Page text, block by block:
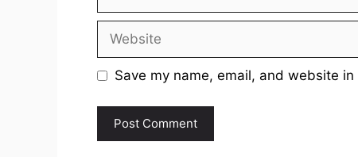
Website
Save my name, email, and website